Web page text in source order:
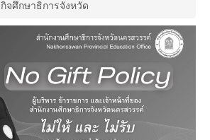
ยใน
กระดาน ถาม-ตอบ
ต่อ
จศึกษาธิการจังหวัด